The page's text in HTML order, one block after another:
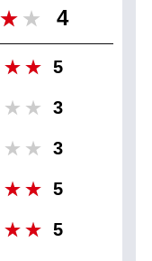
4
5
3
3
5
5